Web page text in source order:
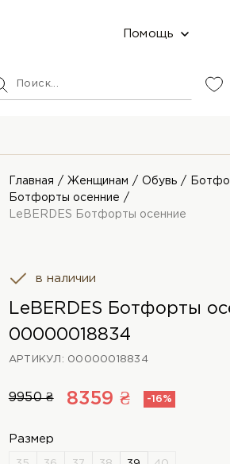
Помощь
Главная Женщинам Обувь
Ботфорты осенние
LeBERDES Ботфорты осенние
в наличии
LeBERDES Ботфорты
00000018834
АРТИКУЛ: 00000018834
9950 ₴ 8359 ₴ -16%
Размер